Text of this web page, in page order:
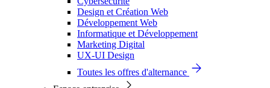
Design et Création Web
Développement Web
Informatique et Développement
Marketing Digital
UX-UI Design
Toutes les offres d'alternance